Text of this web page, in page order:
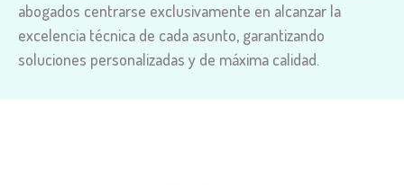
abogados centrarse exclusivamente en alcanzar la
excelencia técnica de cada asunto, garantizando
soluciones personalizadas y de máxima calidad.